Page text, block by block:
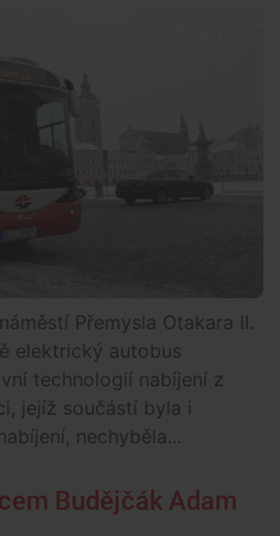
Přemysla Otakara II.
elektrický autobus
technologií nabíjení z
jejíž součástí byla i
nechyběla...
Budějčák Adam